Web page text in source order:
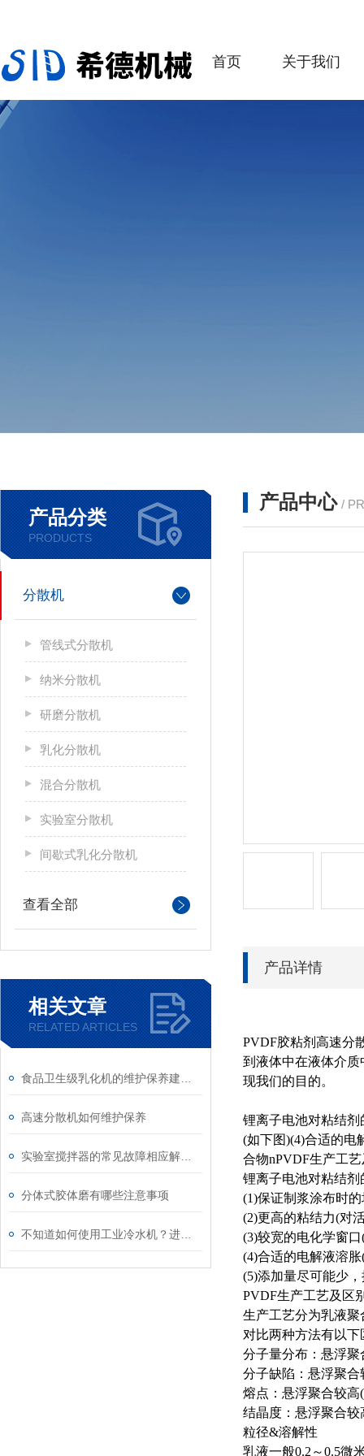
首页 关于我们
产品分类
PRODUCTS
分散机
管线式分散机
纳米分散机
研磨分散机
乳化分散机
混合分散机
实验室分散机
间歇式乳化分散机
查看全部
相关文章
RELATED ARTICLES
高速分散机如何维护保养
分体式胶体磨有哪些注意事项
产品中心 /
产品详情
PVDF胶粘剂高速分
到液体中在液体介
现我们的目的。
锂离子电池对粘结
(如下图)(4)合适的电
合物nPVDF生产工
锂离子电池对粘结剂
(1)保证制浆涂布时
(2)更高的粘结力(对
(3)较宽的电化学窗
(4)合适的电解液溶
(5)添加量尽可能少
PVDF生产工艺及区
生产工艺分为乳液聚
对比两种方法有以下
分子量分布：悬浮聚
分子缺陷：悬浮聚合
熔点：悬浮聚合较
结晶度：悬浮聚合
粒径&溶解性
乳液一般0.2～0.5微